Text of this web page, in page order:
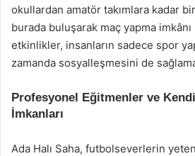
okullardan amatör takımlara kadar
burada buluşarak maç yapma
etkinlikler, insanların sadece spor
zamanda sosyalleşmesini de
Profesyonel Eğitmenler ve Kendi
İmkanları
Ada Halı Saha, futbolseverlerin